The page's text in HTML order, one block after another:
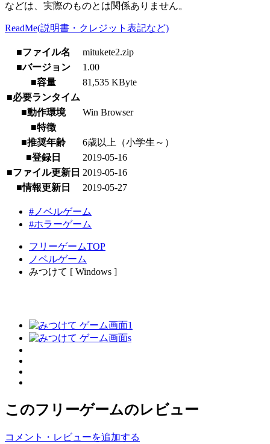
などは、実際のものとは関係ありません。
ReadMe(説明書・クレジット表記など)
■ファイル名
mitukete2.zip
■バージョン
1.00
■容量
81,535 KByte
■必要ランタイム
■動作環境
Win Browser
■特徴
■推奨年齢
6歳以上（小学生～）
■登録日
2019-05-16
■ファイル更新日 2019-05-16
■情報更新日
2019-05-27
#ノベルゲーム
#ホラーゲーム
フリーゲームTOP
ノベルゲーム
みつけて [ Windows ]
このフリーゲームのレビュー
コメント・レビューを追加する